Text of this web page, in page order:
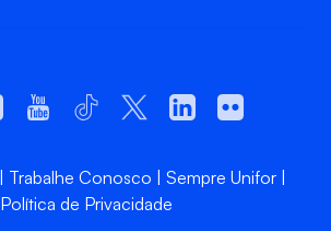
Trabalhe Conosco
Sempre Unifor
Política de Privacidade